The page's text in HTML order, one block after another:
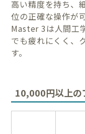
高い精度を持ち、
位の正確な操作が
Master 3は人間工
でも疲れにくく、
す。
10,000円以上の